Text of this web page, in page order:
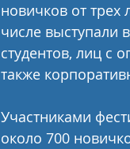
новичков от трех
числе выступали
студентов, лиц с
также
Участниками
около 700